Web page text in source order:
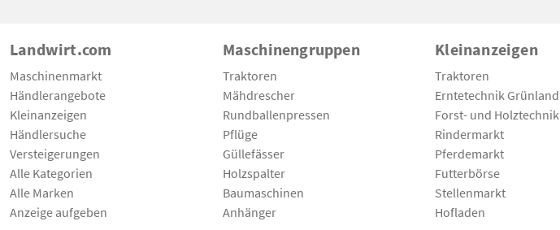
Landwirt.com
Maschinenmarkt
Händlerangebote
Kleinanzeigen
Händlersuche
Versteigerungen
Alle Kategorien
Alle Marken
Anzeige aufgeben
Maschinengruppen
Traktoren
Mähdrescher
Rundballenpressen
Pflüge
Güllefässer
Holzspalter
Baumaschinen
Anhänger
Kleinanzeigen
Traktoren
Erntetechnik Grünland
Forst- und Holztechnik
Rindermarkt
Pferdemarkt
Futterbörse
Stellenmarkt
Hofladen